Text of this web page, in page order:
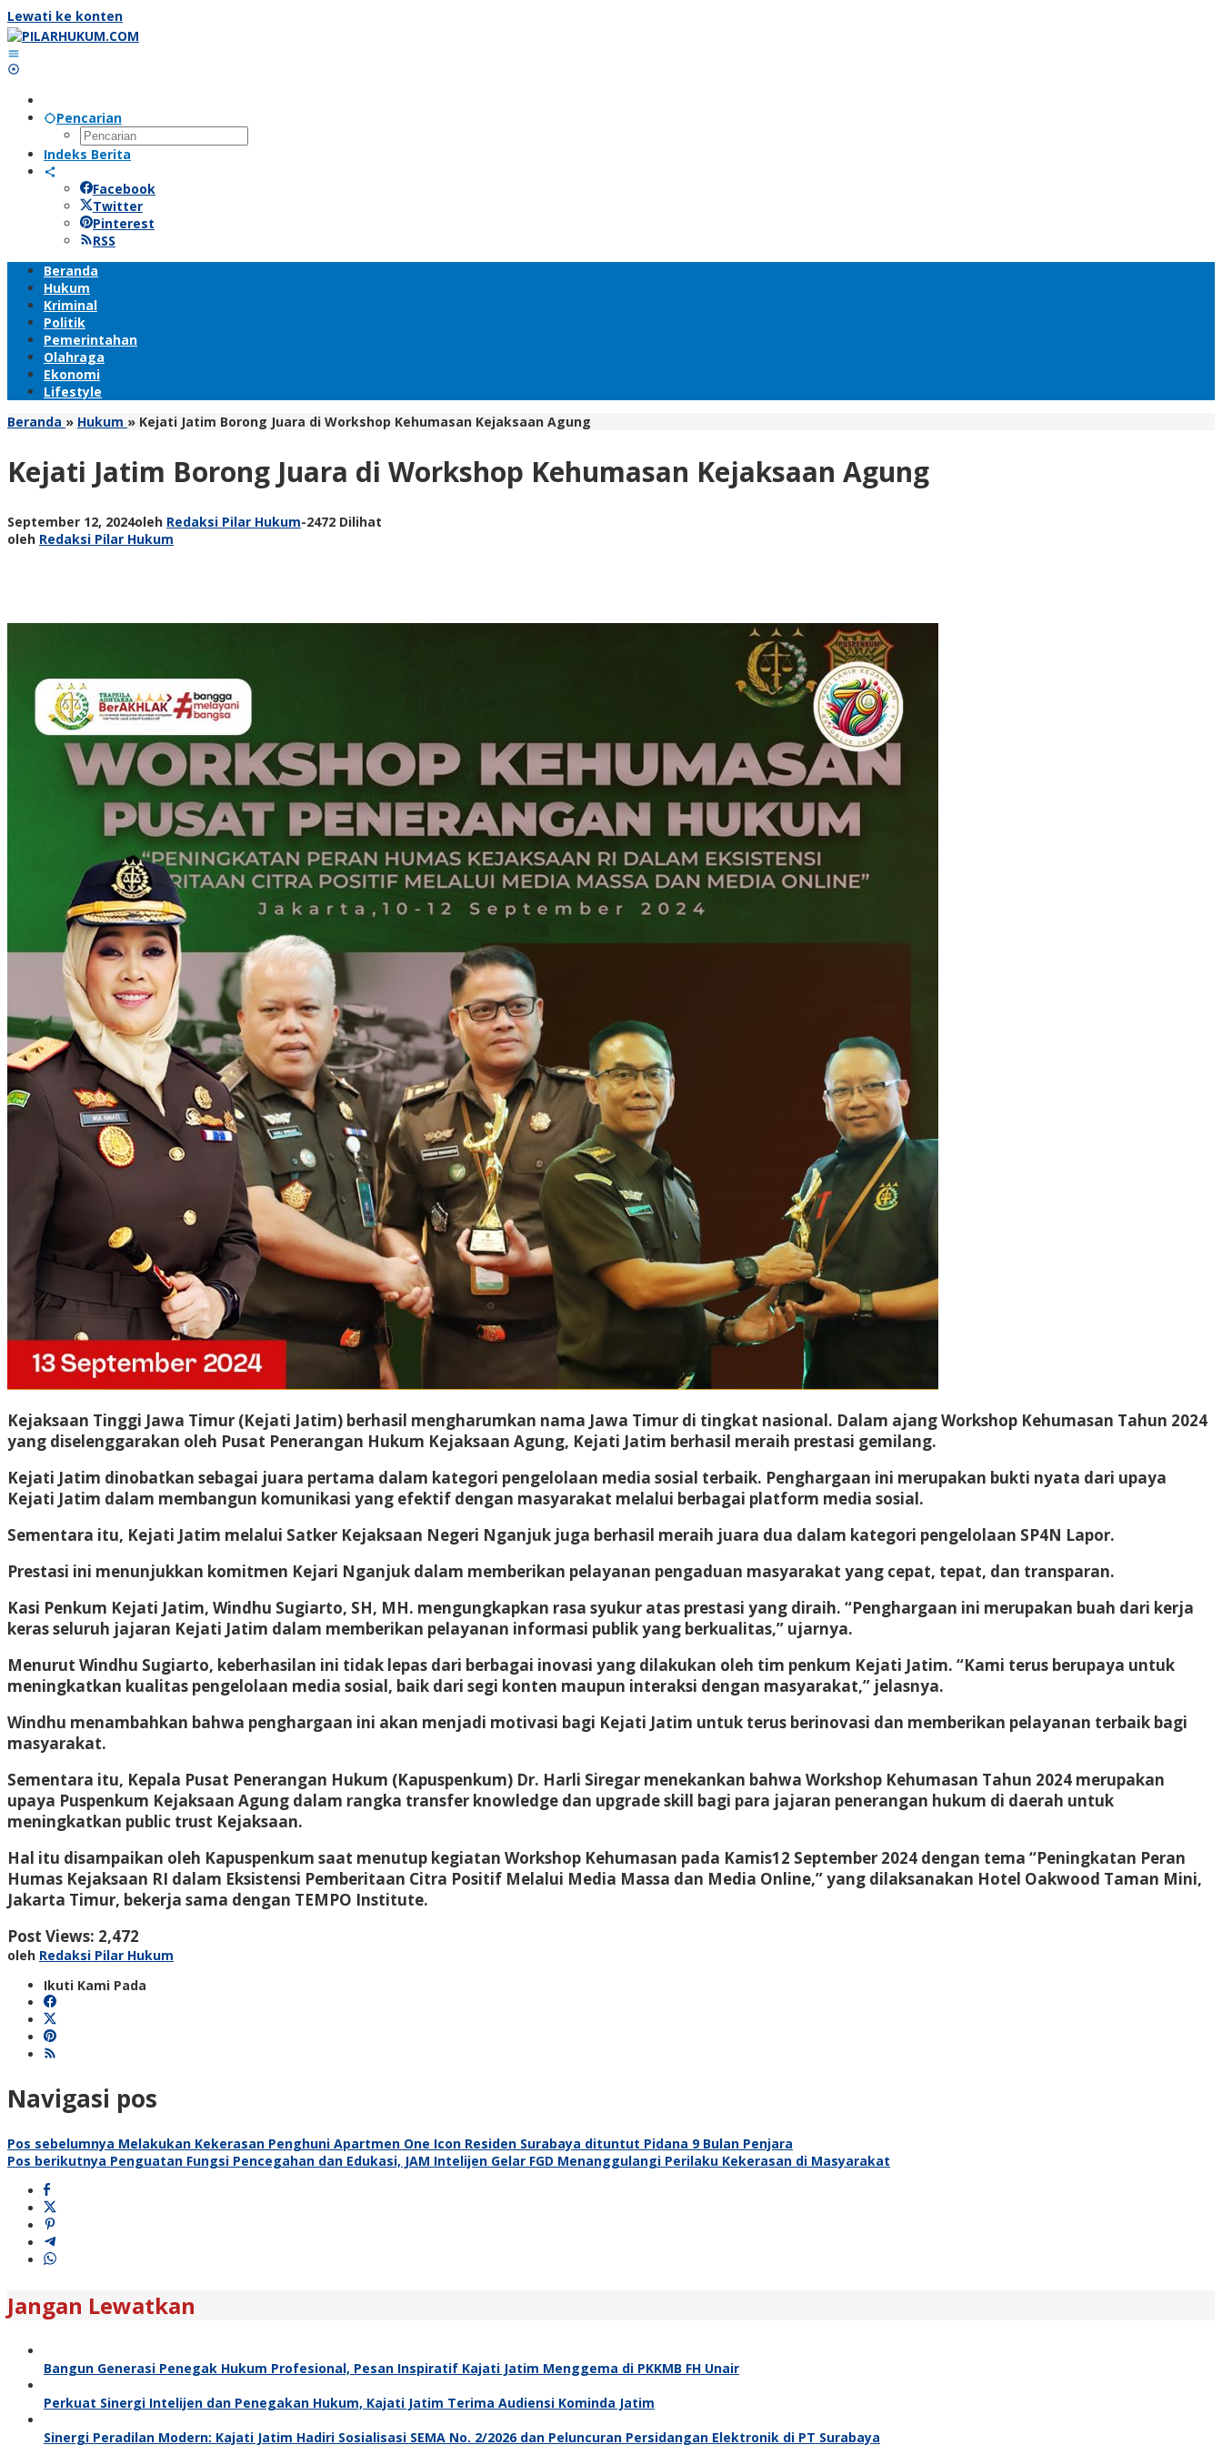
Lewati ke konten
Pencarian
Indeks Berita
Facebook
Twitter
Pinterest
RSS
Beranda
Hukum
Kriminal
Politik
Pemerintahan
Olahraga
Ekonomi
Lifestyle
Beranda » Hukum » Kejati Jatim Borong Juara di Workshop Kehumasan Kejaksaan Agung
Kejati Jatim Borong Juara di Workshop Kehumasan Kejaksaan Agung
September 12, 2024oleh Redaksi Pilar Hukum-2472 Dilihat
oleh Redaksi Pilar Hukum
Kejaksaan Tinggi Jawa Timur (Kejati Jatim) berhasil mengharumkan nama Jawa Timur di tingkat nasional. Dalam ajang Workshop Kehumasan Tahun 2024
yang diselenggarakan oleh Pusat Penerangan Hukum Kejaksaan Agung, Kejati Jatim berhasil meraih prestasi gemilang.
Kejati Jatim dinobatkan sebagai juara pertama dalam kategori pengelolaan media sosial terbaik. Penghargaan ini merupakan bukti nyata dari upaya
Kejati Jatim dalam membangun komunikasi yang efektif dengan masyarakat melalui berbagai platform media sosial.
Sementara itu, Kejati Jatim melalui Satker Kejaksaan Negeri Nganjuk juga berhasil meraih juara dua dalam kategori pengelolaan SP4N Lapor.
Prestasi ini menunjukkan komitmen Kejari Nganjuk dalam memberikan pelayanan pengaduan masyarakat yang cepat, tepat, dan transparan.
Kasi Penkum Kejati Jatim, Windhu Sugiarto, SH, MH. mengungkapkan rasa syukur atas prestasi yang diraih. “Penghargaan ini merupakan buah dari kerja
keras seluruh jajaran Kejati Jatim dalam memberikan pelayanan informasi publik yang berkualitas,” ujarnya.
Menurut Windhu Sugiarto, keberhasilan ini tidak lepas dari berbagai inovasi yang dilakukan oleh tim penkum Kejati Jatim. “Kami terus berupaya untuk
meningkatkan kualitas pengelolaan media sosial, baik dari segi konten maupun interaksi dengan masyarakat,” jelasnya.
Windhu menambahkan bahwa penghargaan ini akan menjadi motivasi bagi Kejati Jatim untuk terus berinovasi dan memberikan pelayanan terbaik bagi
masyarakat.
Sementara itu, Kepala Pusat Penerangan Hukum (Kapuspenkum) Dr. Harli Siregar menekankan bahwa Workshop Kehumasan Tahun 2024 merupakan
upaya Puspenkum Kejaksaan Agung dalam rangka transfer knowledge dan upgrade skill bagi para jajaran penerangan hukum di daerah untuk
meningkatkan public trust Kejaksaan.
Hal itu disampaikan oleh Kapuspenkum saat menutup kegiatan Workshop Kehumasan pada Kamis12 September 2024 dengan tema “Peningkatan Peran
Humas Kejaksaan RI dalam Eksistensi Pemberitaan Citra Positif Melalui Media Massa dan Media Online,” yang dilaksanakan Hotel Oakwood Taman Mini,
Jakarta Timur, bekerja sama dengan TEMPO Institute.
Post Views: 2,472
oleh Redaksi Pilar Hukum
Ikuti Kami Pada
Navigasi pos
Pos sebelumnya Melakukan Kekerasan Penghuni Apartmen One Icon Residen Surabaya dituntut Pidana 9 Bulan Penjara
Pos berikutnya Penguatan Fungsi Pencegahan dan Edukasi, JAM Intelijen Gelar FGD Menanggulangi Perilaku Kekerasan di Masyarakat
Jangan Lewatkan
Bangun Generasi Penegak Hukum Profesional, Pesan Inspiratif Kajati Jatim Menggema di PKKMB FH Unair
Perkuat Sinergi Intelijen dan Penegakan Hukum, Kajati Jatim Terima Audiensi Kominda Jatim
Sinergi Peradilan Modern: Kajati Jatim Hadiri Sosialisasi SEMA No. 2/2026 dan Peluncuran Persidangan Elektronik di PT Surabaya